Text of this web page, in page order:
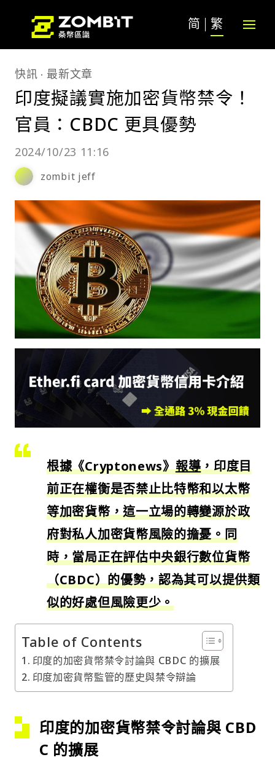
简 繁
快訊 最新文章
印度擬議實施加密貨幣禁令！
官員：CBDC 更具優勢
2024/10/23 11:16
zombit jeff
根據《Cryptonews》報導，印度目
前正在權衡是否禁止比特幣和以太幣
等加密貨幣，這一立場的轉變源於政
府對私人加密貨幣風險的擔憂。同
時，當局正在評估中央銀行數位貨幣
（CBDC）的優勢，認為其可以提供類
似的好處但風險更少。
Table of Contents
印度的加密貨幣禁令討論與 CBDC 的擴展
印度加密貨幣監管的歷史與禁令辯論
印度的加密貨幣禁令討論與 CBD
C 的擴展